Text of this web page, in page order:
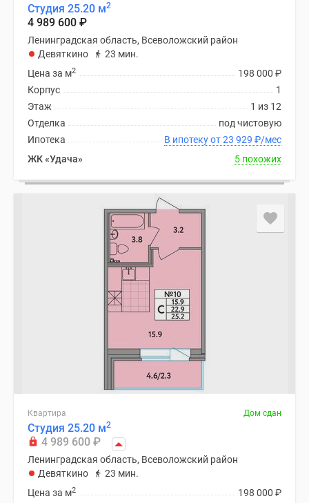
Студия 25.20 м2
4 989 600 ₽
Ленинградская область, Всеволожский район
Девяткино
23 мин.
198 000 ₽
Цена за м2
1
Корпус
1 из 12
Этаж
под чистовую
Отделка
В ипотеку от 23 929 ₽/мес
Ипотека
ЖК «Удача»
5 похожих
Квартира Дом сдан
Студия 25.20 м2
4 989 600 ₽
Ленинградская область, Всеволожский район
Девяткино
23 мин.
198 000 ₽
Цена за м2